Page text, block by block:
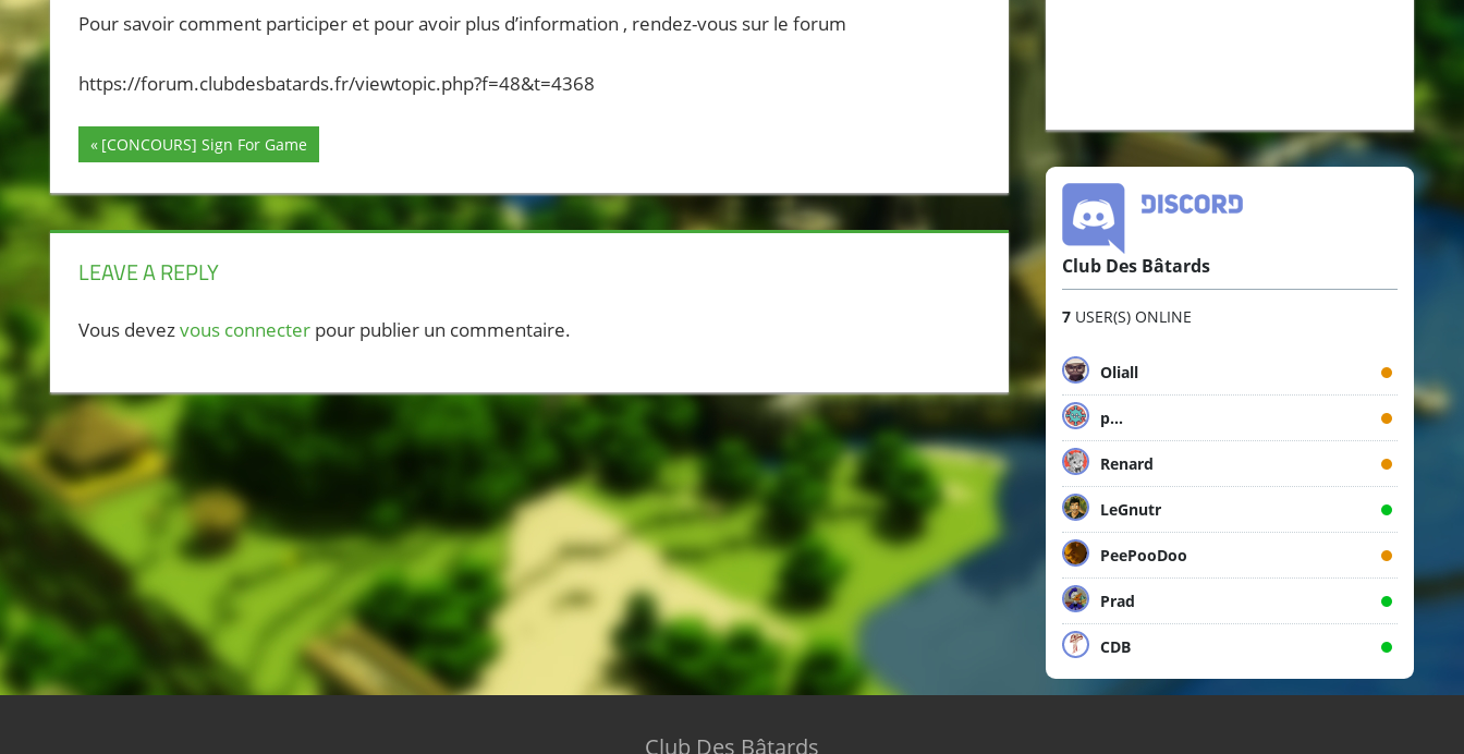
Pour savoir comment participer et pour avoir plus d’information , rendez-vous sur le forum
https://forum.clubdesbatards.fr/viewtopic.php?f=48&t=4368
Navigation
de
l’article
Previous
[CONCOURS] Sign For Game
LEAVE A REPLY
Vous devezvous connecterpour publier un commentaire.
Club Des Bâtards
7USER(S) ONLINE
Oliall
p...
Renard
LeGnutr
PeePooDoo
Prad
CDB
Club Des Bâtards